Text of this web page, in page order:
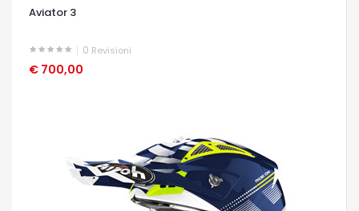
Aviator 3
0 Revisioni
€ 700,00
OCCHIATA VELOCE